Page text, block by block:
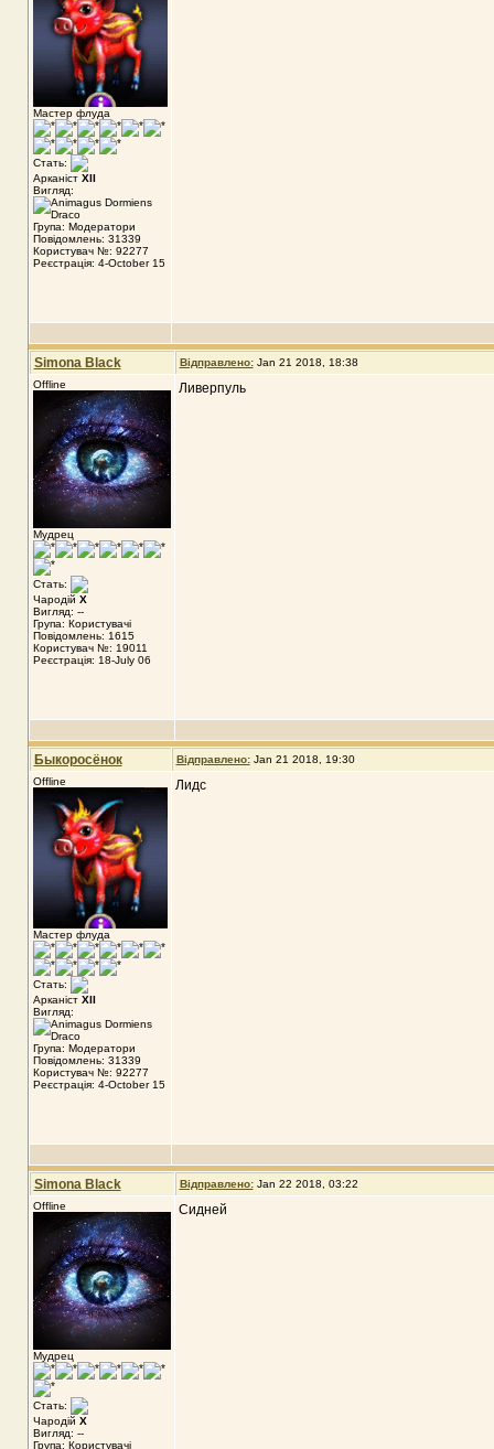
Мастер флуда
Стать:
Арканіст XII
Вигляд:
Група: Модератори
Повідомлень: 31339
Користувач №: 92277
Реєстрація: 4-October 15
Simona Black Відправлено: Jan 21 2018, 18:38
Offline
Мудрец
Стать:
Чародій X
Вигляд: --
Група: Користувачі
Повідомлень: 1615
Користувач №: 19011
Реєстрація: 18-July 06
Ливерпуль
Быкоросёнок Відправлено: Jan 21 2018, 19:30
Offline
Мастер флуда
Стать:
Арканіст XII
Вигляд:
Група: Модератори
Повідомлень: 31339
Користувач №: 92277
Реєстрація: 4-October 15
Лидс
Simona Black Відправлено: Jan 22 2018, 03:22
Offline
Мудрец
Стать:
Чародій X
Вигляд: --
Група: Користувачі
Сидней